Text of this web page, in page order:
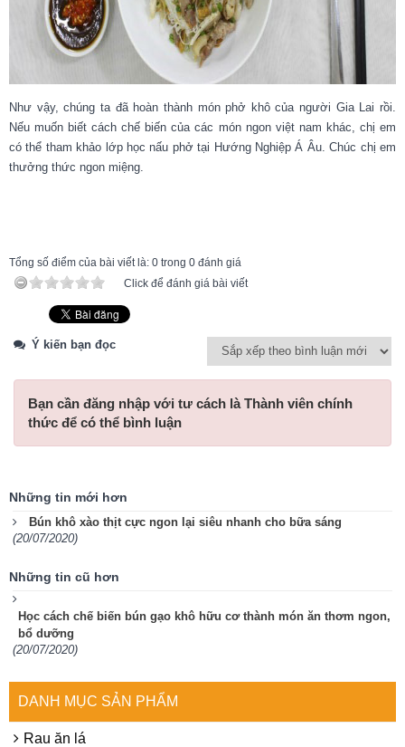
Như vậy, chúng ta đã hoàn thành món phở khô của người Gia Lai rồi.
Nếu muốn biết cách chế biến của các món ngon việt nam khác, chị em
có thể tham khảo lớp học nấu phở tại Hướng Nghiệp Á Âu. Chúc chị em
thưởng thức ngon miệng.
Tổng số điểm của bài viết là: 0 trong 0 đánh giá
Click để đánh giá bài viết
Ý kiến bạn đọc
Bạn cần đăng nhập với tư cách làThành viên chính
thức để có thể bình luận
Những tin mới hơn
Bún khô xào thịt cực ngon lại siêu nhanh cho bữa sáng
(20/07/2020)
Những tin cũ hơn
Học cách chế biến bún gạo khô hữu cơ thành món ăn thơm ngon,
bổ dưỡng
(20/07/2020)
DANH MỤC SẢN PHẨM
Rau ăn lá